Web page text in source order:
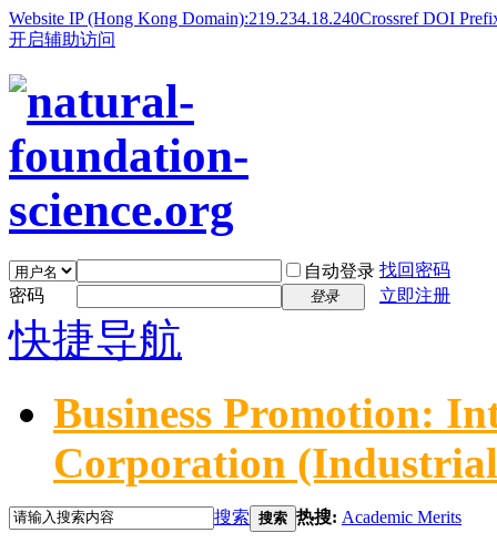
Website IP (Hong Kong Domain):219.234.18.240Crossref DOI
开启辅助访问
自动登录 找回密码
密码
登录 立即注册
快捷导航
Business Promotion:
Corporation
搜索 搜索 热搜: Academic Merits